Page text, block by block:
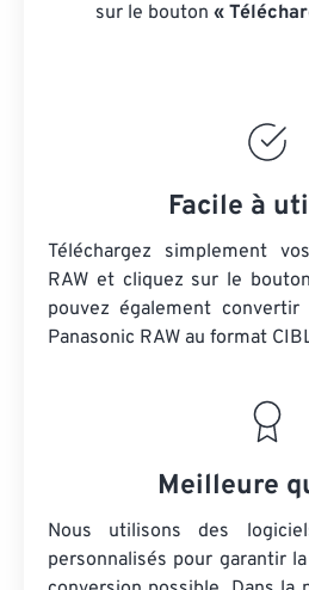
sur le bouton «
Facile à
Téléchargez simplement
RAW et cliquez sur le
pouvez également convertir
Panasonic RAW au format
Meilleure
Nous utilisons des
personnalisés pour garantir